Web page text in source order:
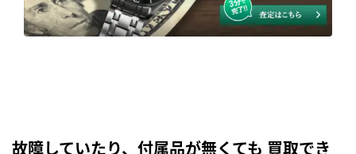
故障していたり、付属品が無くても 買取でき